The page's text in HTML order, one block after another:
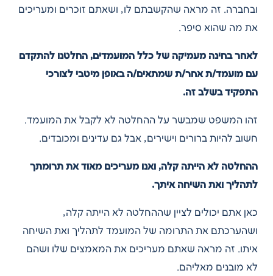
ובחברה. זה מראה שהקשבתם לו, ושאתם זוכרים ומעריכים
את מה שהוא סיפר.
לאחר בחינה מעמיקה של כלל המועמדים, החלטנו להתקדם
עם מועמד/ת אחר/ת שמתאים/ה באופן מיטבי לצורכי
התפקיד בשלב זה.
זהו המשפט שמבשר על ההחלטה לא לקבל את המועמד.
חשוב להיות ברורים וישירים, אבל גם עדינים ומכובדים.
ההחלטה לא הייתה קלה, ואנו מעריכים מאוד את תרומתך
לתהליך ואת השיחה איתך.
כאן אתם יכולים לציין שההחלטה לא הייתה קלה,
ושהערכתם את התרומה של המועמד לתהליך ואת השיחה
איתו. זה מראה שאתם מעריכים את המאמצים שלו ושהם
לא מובנים מאליהם.